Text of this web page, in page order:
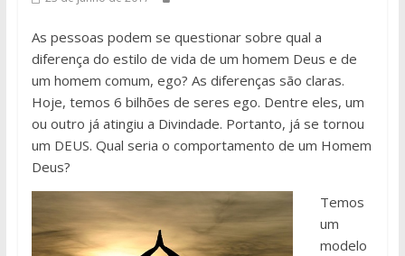
As pessoas podem se questionar sobre qual a
diferença do estilo de vida de um homem Deus e de
um homem comum, ego? As diferenças são claras.
Hoje, temos 6 bilhões de seres ego. Dentre eles, um
ou outro já atingiu a Divindade. Portanto, já se tornou
um DEUS. Qual seria o comportamento de um Homem
Deus?
Temos
um
modelo